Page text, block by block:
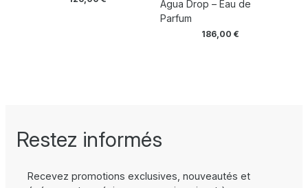
Agua Drop – Eau de
Parfum
186,00 €
Restez informés
Recevez promotions exclusives, nouveautés et